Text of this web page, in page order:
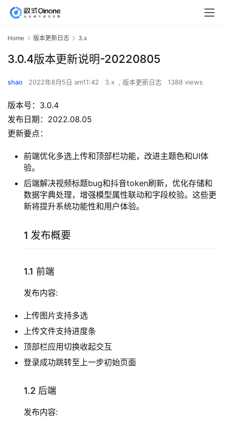
Home 版本更新日志 3.x
3.0.4版本更新说明-20220805
shao 2022年8月5日 am11:42 3.x , 版本更新日志 1388 views
版本号：3.0.4
发布日期：2022.08.05
更新要点：
前端优化多选上传和顶部栏功能，改进主题色和UI体
验。
后端解决视频标题bug和抖音token刷新，优化存储和
数据字典处理，增强模型属性联动和字段校验。这些更
新将提升系统功能性和用户体验。
1 发布概要
1.1 前端
发布内容:
上传图片支持多选
上传文件支持进度条
顶部栏应用切换收起交互
登录成功跳转至上一步初始页面
1.2 后端
发布内容: